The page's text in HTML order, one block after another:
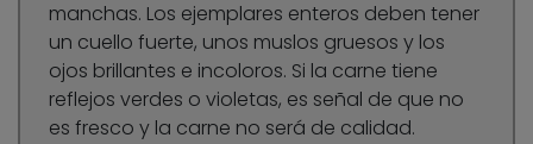
manchas. Los ejemplares enteros deben tener
un cuello fuerte, unos muslos gruesos y los
ojos brillantes e incoloros. Si la carne tiene
reflejos verdes o violetas, es señal de que no
es fresco y la carne no será de calidad.